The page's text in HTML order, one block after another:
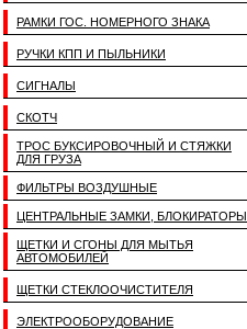
РАМКИ ГОС. НОМЕРНОГО ЗНАКА
РУЧКИ КПП И ПЫЛЬНИКИ
СИГНАЛЫ
СКОТЧ
ТРОС БУКСИРОВОЧНЫЙ И СТЯЖКИ
ДЛЯ ГРУЗА
ФИЛЬТРЫ ВОЗДУШНЫЕ
ЦЕНТРАЛЬНЫЕ ЗАМКИ, БЛОКИРАТОРЫ
ЩЕТКИ И СГОНЫ ДЛЯ МЫТЬЯ
АВТОМОБИЛЕЙ
ЩЕТКИ СТЕКЛООЧИСТИТЕЛЯ
ЭЛЕКТРООБОРУДОВАНИЕ